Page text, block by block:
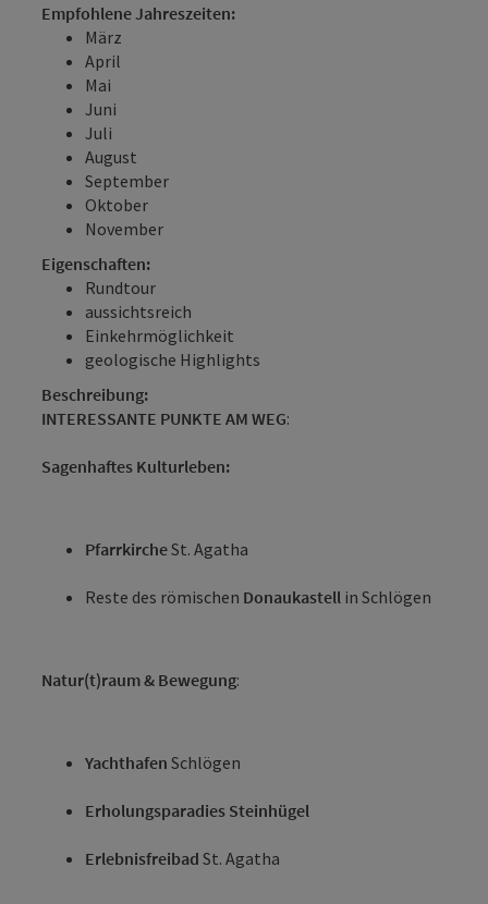
Empfohlene Jahreszeiten:
März
April
Mai
Juni
Juli
August
September
Oktober
November
Eigenschaften:
Rundtour
aussichtsreich
Einkehrmöglichkeit
geologische Highlights
Beschreibung:
INTERESSANTE PUNKTE AM WEG:
Sagenhaftes Kulturleben:
PfarrkircheSt. Agatha
Reste des römischen Donaukastell in Schlögen
Natur(t)raum & Bewegung:
Yachthafen Schlögen
Erholungsparadies Steinhügel
Erlebnisfreibad St. Agatha